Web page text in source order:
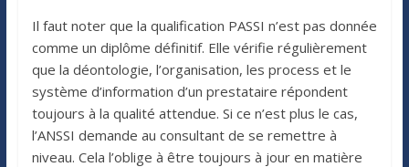
Il faut noter que la qualification PASSI n’est pas donnée
comme un diplôme définitif. Elle vérifie régulièrement
que la déontologie, l’organisation, les process et le
système d’information d’un prestataire répondent
toujours à la qualité attendue. Si ce n’est plus le cas,
l’ANSSI demande au consultant de se remettre à
niveau. Cela l’oblige à être toujours à jour en matière